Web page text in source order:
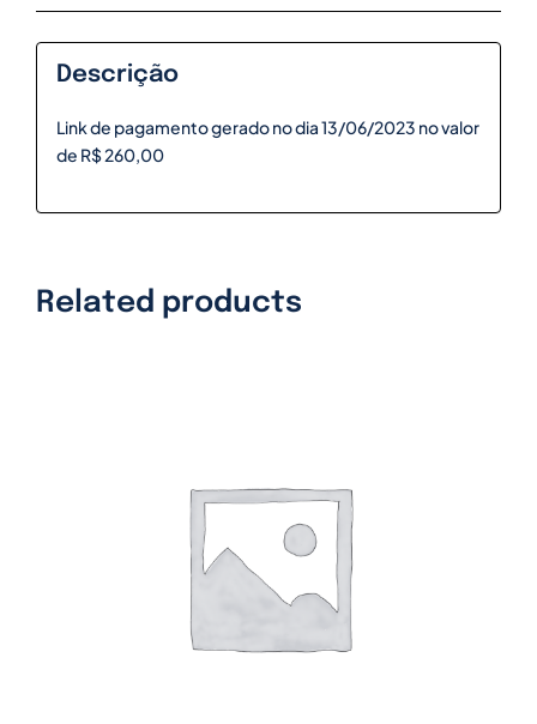
Descrição
Link de pagamento gerado no dia 13/06/2023 no valor
de R$ 260,00
Related products